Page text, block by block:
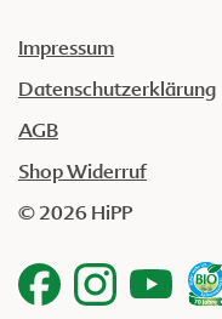
Impressum
Datenschutzerklärung
AGB
Shop Widerruf
© 2026 HiPP